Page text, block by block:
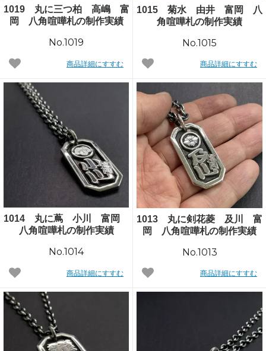
1019 丸に三つ柏 高嶋 富
岡 八角喧嘩札の制作実績
No.1019
商品詳細にすすむ
1015 菊水 由井 富岡 八
角喧嘩札の制作実績
No.1015
商品詳細にすすむ
1014 丸に蔦 小川 富岡
八角喧嘩札の制作実績
No.1014
商品詳細にすすむ
1013 丸に剣花菱 及川 富
岡 八角喧嘩札の制作実績
No.1013
商品詳細にすすむ